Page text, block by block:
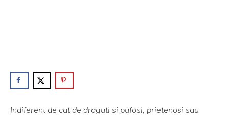
Indiferent de cat de draguti si pufosi, prietenosi sau